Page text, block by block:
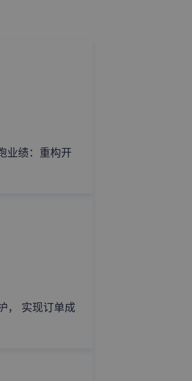
业绩：重构开
， 实现订单成